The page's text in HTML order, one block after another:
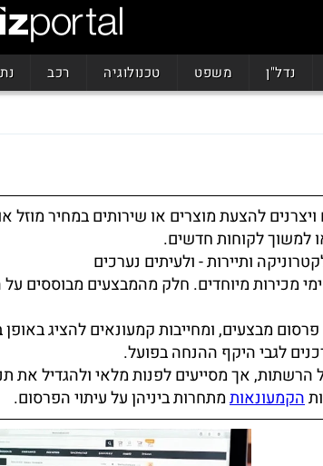
נדל"ן משפט טכנולוגיה רכב
להצעת מוצרים או שירותים במחיר מוזל
למשוך לקוחות חדשים.
ותיירות - ולעיתים נערכים
מכירות מיוחדים. חלק מהמבצעים מבוססים
מבצעים, ומחייבות קמעונאים להציג
לגבי היקף ההנחה בפועל.
אך מסייעים לפנות מלאי ולהגדיל את
הקמעונאותמתחרות ביניהן על עיתוי הפרסום.